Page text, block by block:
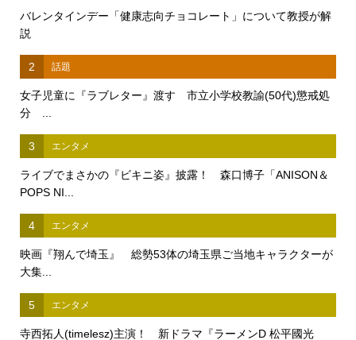
バレンタインデー「健康志向チョコレート」について教授が解
説
2 話題
女子児童に『ラブレター』渡す 市立小学校教諭(50代)懲戒処
分 ...
3 エンタメ
ライブでまさかの『ビキニ姿』披露！ 森口博子「ANISON＆
POPS NI...
4 エンタメ
映画『翔んで埼玉』 総勢53体の埼玉県ご当地キャラクターが
大集...
5 エンタメ
寺西拓人(timelesz)主演！ 新ドラマ『ラーメンD 松平國光